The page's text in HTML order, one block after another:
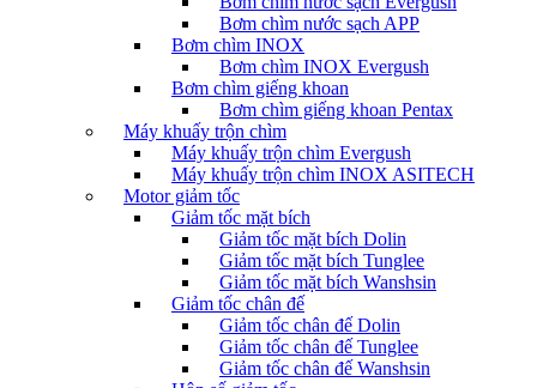
Bơm chìm nước sạch APP
Bơm chìm INOX
Bơm chìm INOX Evergush
Bơm chìm giếng khoan
Bơm chìm giếng khoan Pentax
Máy khuấy trộn chìm
Máy khuấy trộn chìm Evergush
Máy khuấy trộn chìm INOX ASITECH
Motor giảm tốc
Giảm tốc mặt bích
Giảm tốc mặt bích Dolin
Giảm tốc mặt bích Tunglee
Giảm tốc mặt bích Wanshsin
Giảm tốc chân đế
Giảm tốc chân đế Dolin
Giảm tốc chân đế Tunglee
Giảm tốc chân đế Wanshsin